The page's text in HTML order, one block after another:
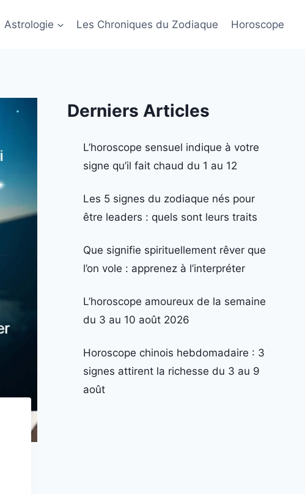
Astrologie Les Chroniques du Zodiaque Horoscope
Derniers Articles
L’horoscope sensuel indique à votre
signe qu’il fait chaud du 1 au 12
Les 5 signes du zodiaque nés pour
être leaders : quels sont leurs traits
Que signifie spirituellement rêver que
l’on vole : apprenez à l’interpréter
L’horoscope amoureux de la semaine
du 3 au 10 août 2026
Horoscope chinois hebdomadaire : 3
signes attirent la richesse du 3 au 9
août